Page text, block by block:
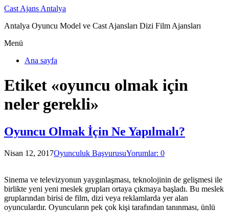
Cast Ajans Antalya
Antalya Oyuncu Model ve Cast Ajansları Dizi Film Ajansları
Menü
Ana sayfa
Etiket «oyuncu olmak için
neler gerekli»
Oyuncu Olmak İçin Ne Yapılmalı?
Nisan 12, 2017Oyunculuk BaşvurusuYorumlar: 0
Sinema ve televizyonun yaygınlaşması, teknolojinin de gelişmesi ile
birlikte yeni yeni meslek grupları ortaya çıkmaya başladı. Bu meslek
gruplarından birisi de film, dizi veya reklamlarda yer alan
oyunculardır. Oyuncuların pek çok kişi tarafından tanınması, ünlü